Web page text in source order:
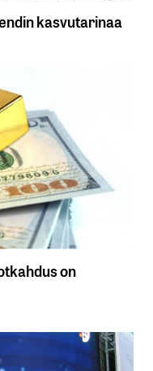
kasvutarinaa
on